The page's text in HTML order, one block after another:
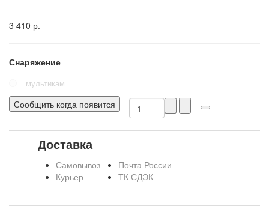
3 410 р.
Снаряжение
мультикам
Сообщить когда появится
Доставка
Самовывоз
Курьер
Почта России
ТК СДЭК